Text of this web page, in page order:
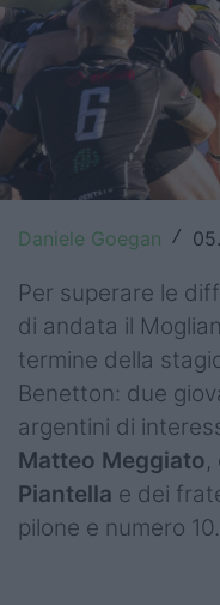
6 Nazioni
United Rugby
Top14
Premiership
Champions Cup
Challenge Cup
World Rugby
Rugby World
Super Rugby
Rugby in TV
Mercato
Daniele Goegan /
Per superare le
di andata il
termine della
Benetton: due
argentini di
Matteo Meggiato,
Piantella e dei
pilone e numero 10.